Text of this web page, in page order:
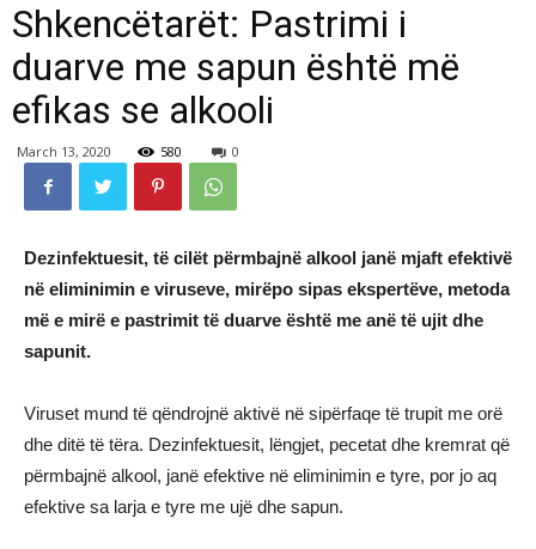
Shkencëtarët: Pastrimi i
duarve me sapun është më
efikas se alkooli
March 13, 2020 580 0
Dezinfektuesit, të cilët përmbajnë alkool janë mjaft efektivë
në eliminimin e viruseve, mirëpo sipas ekspertëve, metoda
më e mirë e pastrimit të duarve është me anë të ujit dhe
sapunit.
Viruset mund të qëndrojnë aktivë në sipërfaqe të trupit me orë
dhe ditë të tëra. Dezinfektuesit, lëngjet, pecetat dhe kremrat që
përmbajnë alkool, janë efektive në eliminimin e tyre, por jo aq
efektive sa larja e tyre me ujë dhe sapun.